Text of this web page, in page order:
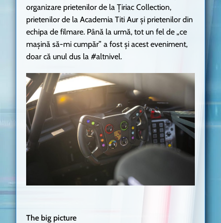
organizare prietenilor de la Țiriac Collection,
prietenilor de la Academia Titi Aur și prietenilor din
echipa de filmare. Până la urmă, tot un fel de „ce
mașină să-mi cumpăr” a fost și acest eveniment,
doar că unul dus la #altnivel.
The big picture